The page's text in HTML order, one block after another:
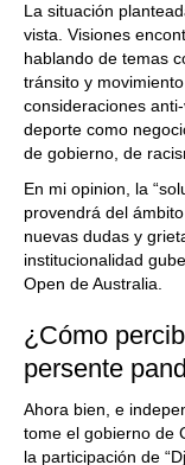
La situación
vista. Visiones
hablando de temas
tránsito y
consideraciones
deporte como
de gobierno, de
En mi opinion, la
provendrá del
nuevas dudas y
institucionalidad
Open de Australia.
¿Cómo
persente
Ahora bien, e
tome el gobierno de
la participación de